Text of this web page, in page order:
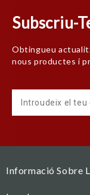
Subscriu-
Obtingueu
nous productes i
Informació Sobre